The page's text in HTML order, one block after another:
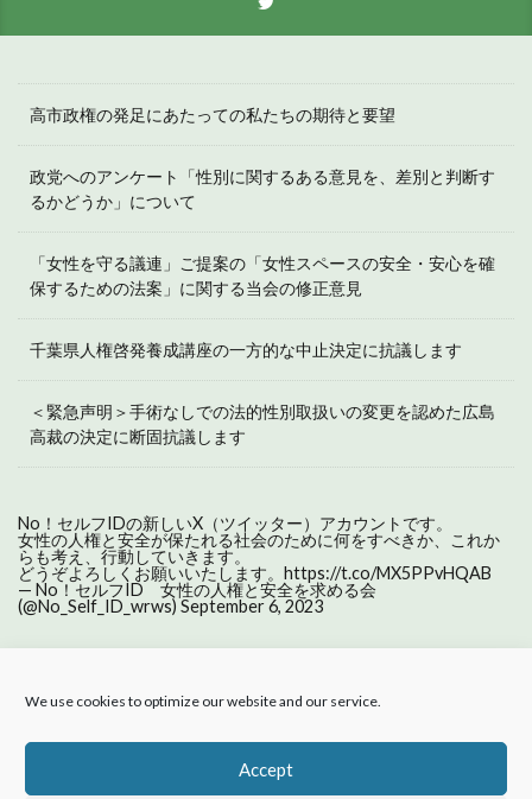
We use cookies to optimize our website and our service.
Accept
高市政権の発足にあたっての私たちの期待と要望
政党へのアンケート「性別に関するある意見を、差別と判断す
るかどうか」について
「女性を守る議連」ご提案の「女性スペースの安全・安心を確
保するための法案」に関する当会の修正意見
千葉県人権啓発養成講座の一方的な中止決定に抗議します
＜緊急声明＞手術なしでの法的性別取扱いの変更を認めた広島
高裁の決定に断固抗議します
No！セルフIDの新しいX（ツイッター）アカウントです。
女性の人権と安全が保たれる社会のために何をすべきか、これか
らも考え、行動していきます。
どうぞよろしくお願いいたします。 https://t.co/MX5PPvHQAB
— No！セルフID 女性の人権と安全を求める会
(@No_Self_ID_wrws) September 6, 2023